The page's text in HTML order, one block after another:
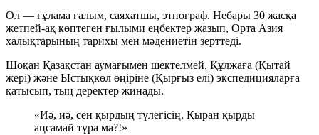
Ол — ғұлама ғалым, саяхатшы, этнограф. Небары 30 жасқа
жетпей-ақ көптеген ғылыми еңбектер жазып, Орта Азия
халықтарының тарихы мен мәдениетін зерттеді.
Шоқан Қазақстан аумағымен шектелмей, Құлжаға (Қытай
жері) және Ыстықкөл өңіріне (Қырғыз елі) экспедицияларға
қатысып, тың деректер жинады.
«Иә, иә, сен қырдың түлегісің. Қыран қырды
аңсамай тұра ма?!»